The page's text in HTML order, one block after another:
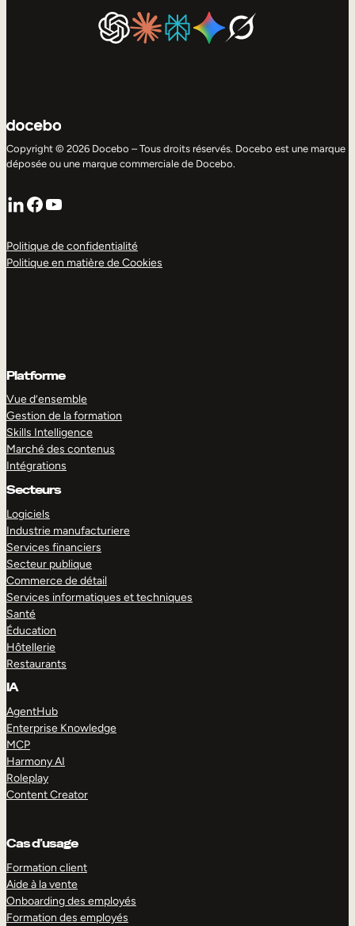
Copyright © 2026 Docebo – Tous droits réservés. Docebo est une marque
déposée ou une marque commerciale de Docebo.
LinkedIn
Facebook
YouTube
Politique de confidentialité
Politique en matière de Cookies
Platforme
Vue d’ensemble
Gestion de la formation
Skills Intelligence
Marché des contenus
Intégrations
Secteurs
Logiciels
Industrie manufacturiere
Services financiers
Secteur publique
Commerce de détail
Services informatiques et techniques
Santé
Éducation
Hôtellerie
Restaurants
IA
AgentHub
Enterprise Knowledge
MCP
Harmony AI
Roleplay
Content Creator
Cas d’usage
Formation client
Aide à la vente
Onboarding des employés
Formation des employés